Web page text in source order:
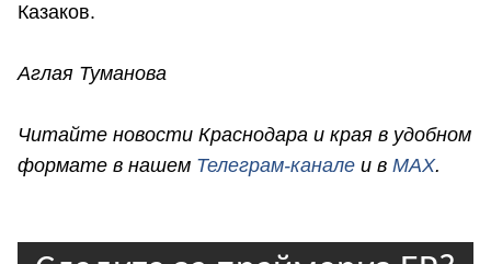
Казаков.
Аглая Туманова
Читайте новости Краснодара и края в удобном
формате в нашем Телеграм-канале и в MAX.